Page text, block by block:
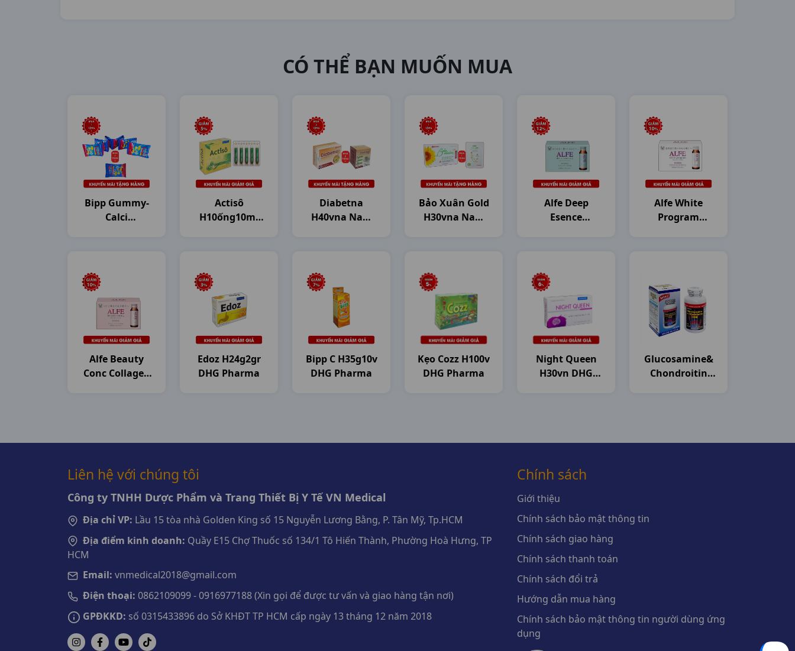
CÓ THỂ BẠN MUỐN MUA
Bipp Gummy-
Calci
Actisô
H10ống10ml
Diabetna
H40vna Nam
Bảo Xuân Gold
H30vna Nam
Alfe Deep
Esence
Alfe White
Program
Alfe Beauty
Conc Collagen
Edoz H24g2gr
DHG Pharma
Bipp C H35g10v
DHG Pharma
Kẹo Cozz H100v
DHG Pharma
Night Queen
H30vn DHG
Glucosamine&
Chondroitin
Liên hệ với chúng tôi
Công ty TNHH Dược Phẩm và Trang Thiết Bị Y Tế VN Medical
Địa chỉ VP: Lầu 15 tòa nhà Golden King số 15 Nguyễn Lương Bằng, P. Tân Mỹ, Tp.HCM
Địa điểm kinh doanh: Quầy E15 Chợ Thuốc số 134/1 Tô Hiến Thành, Phường Hoà Hưng, TP
HCM
Email: vnmedical2018@gmail.com
Điện thoại: 0862109099 - 0916977188 (Xin gọi để được tư vấn và giao hàng tận nơi)
GPĐKKD: số 0315433896 do Sở KHĐT TP HCM cấp ngày 13 tháng 12 năm 2018
Chính sách
Giới thiệu
Chính sách bảo mật thông tin
Chính sách giao hàng
Chính sách thanh toán
Chính sách đổi trả
Hướng dẫn mua hàng
Chính sách bảo mật thông tin người dùng ứng
dụng